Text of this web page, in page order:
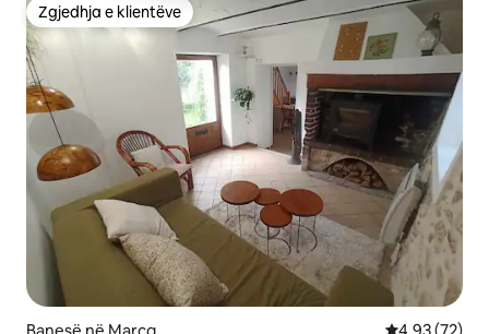
Zgjedhja e klientëve
Zgjedhja e klientëve
Banesë në Marcq Vlerësimi
4,93 (72)